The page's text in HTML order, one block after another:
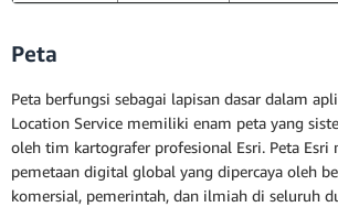
Peta
Peta berfungsi sebagai lapisan dasar dalam
Location Service memiliki enam peta yang
oleh tim kartografer profesional Esri. Peta Esri
pemetaan digital global yang dipercaya oleh
komersial, pemerintah, dan ilmiah di seluruh